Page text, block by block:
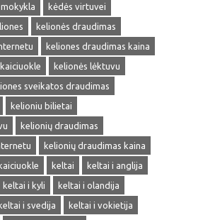
kėdės virtuvei
kelionės draudimas
keliones draudimas kaina
kelionės lėktuvu
sveikatos draudimas
kelioniu bilietai
kelionių draudimas
kelionių draudimas kaina
keltai
keltai i anglija
keltai i kyli
keltai i olandija
keltai i svedija
keltai i vokietija